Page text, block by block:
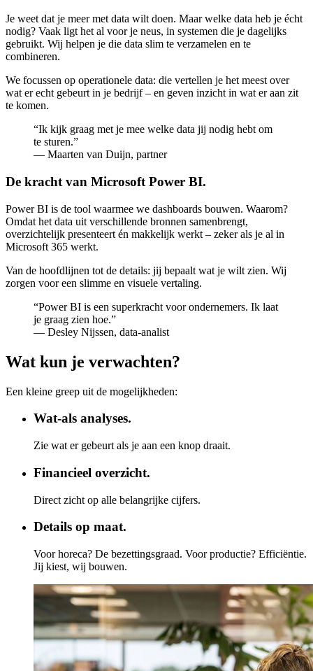
Je weet dat je meer met data wilt doen. Maar welke data heb je écht
nodig? Vaak ligt het al voor je neus, in systemen die je dagelijks
gebruikt. Wij helpen je die data slim te verzamelen en te
combineren.
We focussen op operationele data: die vertellen je het meest over
wat er echt gebeurt in je bedrijf – en geven inzicht in wat er aan zit
te komen.
“Ik kijk graag met je mee welke data jij nodig hebt om
te sturen.”
— Maarten van Duijn, partner
De kracht van Microsoft Power BI.
Power BI is de tool waarmee we dashboards bouwen. Waarom?
Omdat het data uit verschillende bronnen samenbrengt,
overzichtelijk presenteert én makkelijk werkt – zeker als je al in
Microsoft 365 werkt.
Van de hoofdlijnen tot de details: jij bepaalt wat je wilt zien. Wij
zorgen voor een slimme en visuele vertaling.
“Power BI is een superkracht voor ondernemers. Ik laat
je graag zien hoe.”
— Desley Nijssen, data-analist
Wat kun je verwachten?
Een kleine greep uit de mogelijkheden:
Wat-als analyses.
Zie wat er gebeurt als je aan een knop draait.
Financieel overzicht.
Direct zicht op alle belangrijke cijfers.
Details op maat.
Voor horeca? De bezettingsgraad. Voor productie? Efficiëntie.
Jij kiest, wij bouwen.